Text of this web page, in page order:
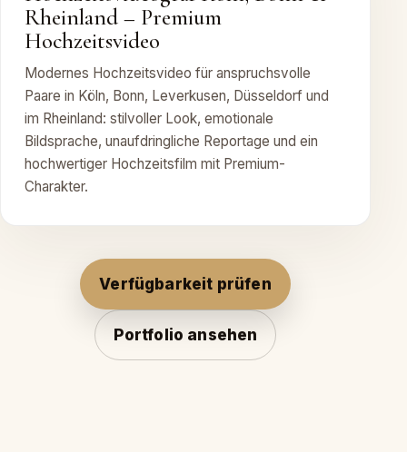
Rheinland – Premium
Hochzeitsvideo
Modernes Hochzeitsvideo für anspruchsvolle
Paare in Köln, Bonn, Leverkusen, Düsseldorf und
im Rheinland: stilvoller Look, emotionale
Bildsprache, unaufdringliche Reportage und ein
hochwertiger Hochzeitsfilm mit Premium-
Charakter.
Verfügbarkeit prüfen
Portfolio ansehen